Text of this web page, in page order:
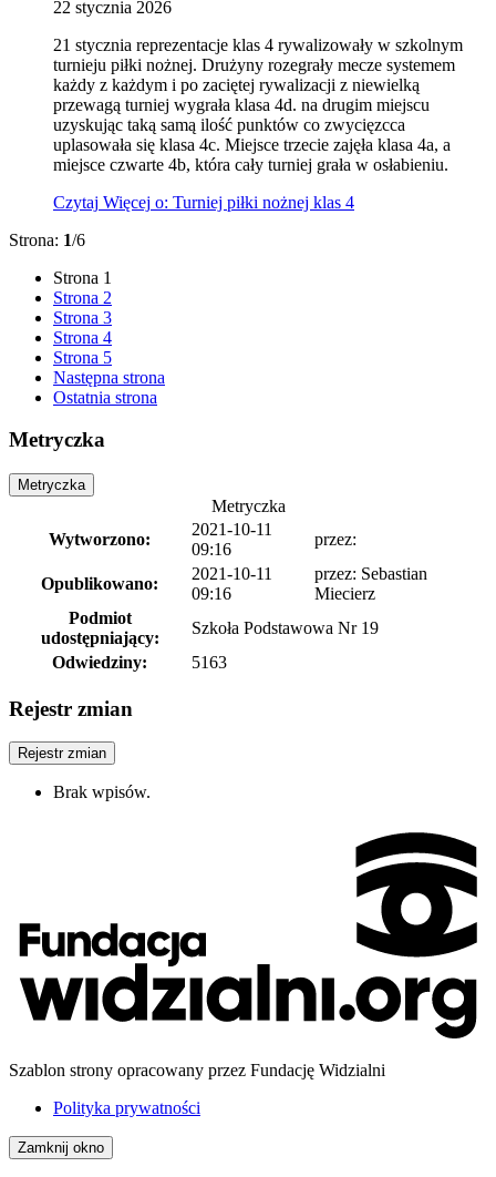
22 stycznia 2026
21 stycznia reprezentacje klas 4 rywalizowały w szkolnym
turnieju piłki nożnej. Drużyny rozegrały mecze systemem
każdy z każdym i po zaciętej rywalizacji z niewielką
przewagą turniej wygrała klasa 4d. na drugim miejscu
uzyskując taką samą ilość punktów co zwycięzcca
uplasowała się klasa 4c. Miejsce trzecie zajęła klasa 4a, a
miejsce czwarte 4b, która cały turniej grała w osłabieniu.
Czytaj Więcej o: Turniej piłki nożnej klas 4
Strona: 1/6
Strona 1
Strona 2
Strona 3
Strona 4
Strona 5
Następna strona
Ostatnia strona
Metryczka
Metryczka
Metryczka
Wytworzono:
2021-10-11
09:16
przez:
Opublikowano:
2021-10-11
09:16
przez: Sebastian
Miecierz
Podmiot
udostępniający:
Szkoła Podstawowa Nr 19
Odwiedziny:
5163
Rejestr zmian
Rejestr zmian
Brak wpisów.
Szablon strony opracowany przez Fundację Widzialni
Polityka prywatności
Zamknij okno